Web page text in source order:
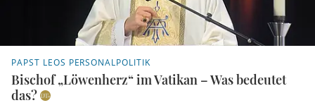
PAPST LEOS PERSONALPOLITIK
Bischof „Löwenherz“ im Vatikan – Was bedeutet
das?